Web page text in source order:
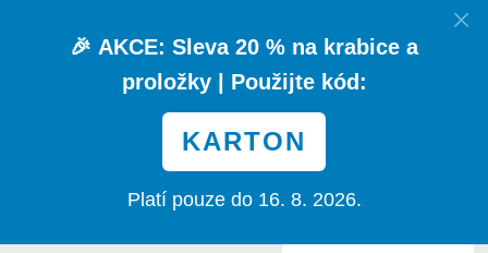
🎉 AKCE: Sleva 20 % na krabice a
proložky| Použijte kód:
KARTON
Platí pouze do 16. 8. 2026.